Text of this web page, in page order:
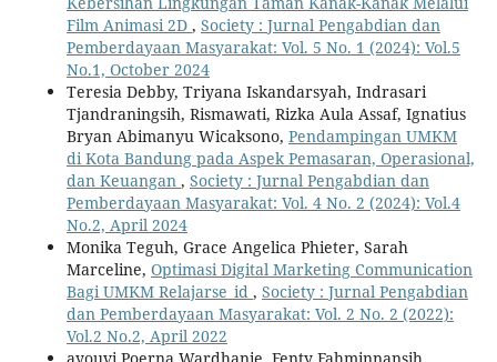
Film Animasi 2D , Society : Jurnal Pengabdian dan
Pemberdayaan Masyarakat: Vol. 5 No. 1 (2024): Vol.5
No.1, October 2024
Teresia Debby, Triyana Iskandarsyah, Indrasari
Tjandraningsih, Rismawati, Rizka Aula Assaf, Ignatius
Bryan Abimanyu Wicaksono, Pendampingan UMKM
di Kota Bandung pada Aspek Pemasaran, Operasional,
dan Keuangan , Society : Jurnal Pengabdian dan
Pemberdayaan Masyarakat: Vol. 4 No. 2 (2024): Vol.4
No.2, April 2024
Monika Teguh, Grace Angelica Phieter, Sarah
Marceline, Optimasi Digital Marketing Communication
Bagi UMKM Relajarse_id , Society : Jurnal Pengabdian
dan Pemberdayaan Masyarakat: Vol. 2 No. 2 (2022):
Vol.2 No.2, April 2022